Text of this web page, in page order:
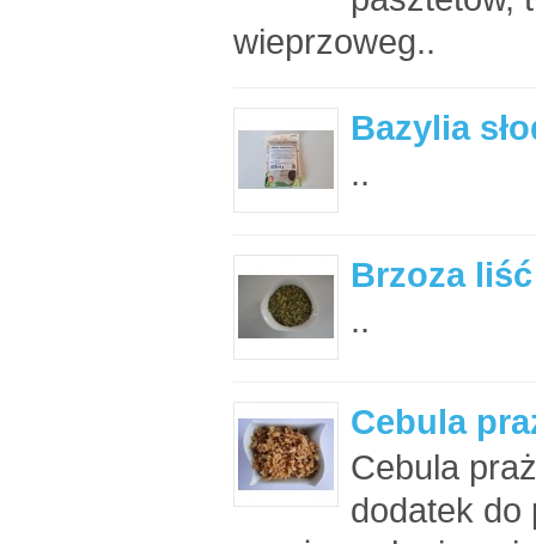
wieprzoweg..
Bazylia
..
Brzoza
..
Cebula
Cebula
dodatek do